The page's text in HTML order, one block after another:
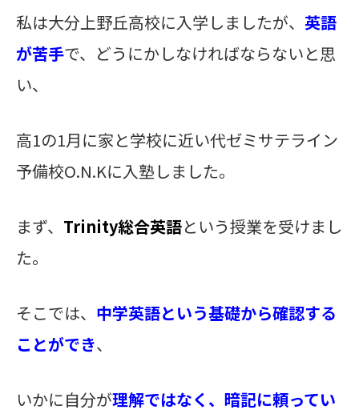
私は大分上野丘高校に入学しましたが、 英語
が苦手で、どうにかしなければならないと思
い、
高1の1月に家と学校に近い代ゼミサテライン
予備校O.N.Kに入塾しました。
まず、 Trinity総合英語という授業を受けまし
た。
そこでは、 中学英語という基礎から確認する
ことができ、
いかに自分が理解ではなく、暗記に頼ってい